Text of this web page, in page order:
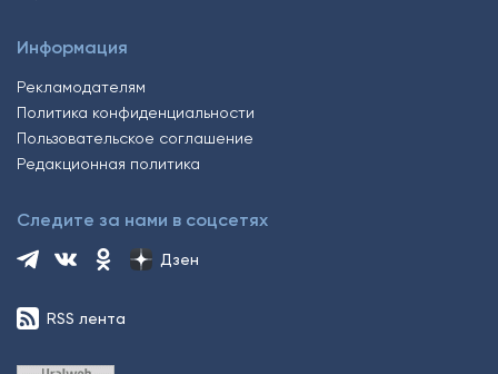
Информация
Рекламодателям
Политика конфиденциальности
Пользовательское соглашение
Редакционная политика
Следите за нами в соцсетях
Дзен
RSS лента